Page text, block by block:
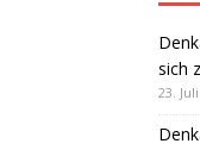
sich
23.